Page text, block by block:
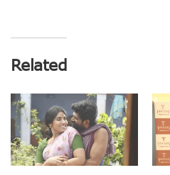
Related